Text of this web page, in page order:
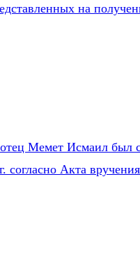
на
Мемет Исмаил был
согласно Акта